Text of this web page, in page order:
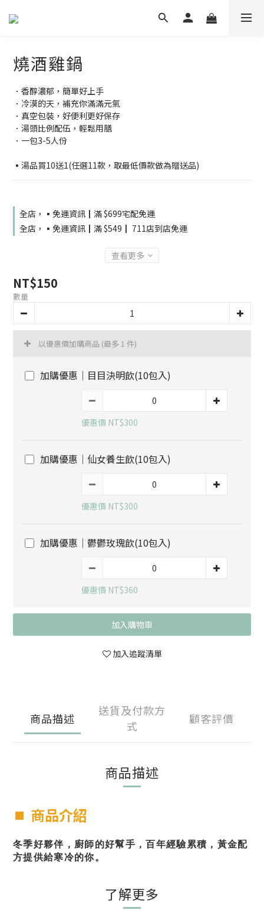
燒酒雞鍋
．香醇濃郁，簡單好上手
．冷漠的天，補充你滿滿元氣
．真空包裝，好便利更好保存
．湯頭比例配伍，輕鬆用膳
．一包3-5人份
▪️湯品買10送1(任選11款，取最低價款做為贈送品)
全店，▪️免運資訊┃滿 $699宅配免運
全店，▪️免運資訊┃滿 $549┃ 711店到店免運
查看更多
NT$150
數量
以優惠價加購商品 (最多 1 件)
加購優惠｜目目決明飲(10包入)
優惠價 NT$300
加購優惠｜仙女養生飲(10包入)
優惠價 NT$300
加購優惠｜鬱鬱玫瑰飲(10包入)
優惠價 NT$360
加入購物車
加入追蹤清單
商品描述
送貨及付款方
式
顧客評價
商品描述
⏹︎ 商品介紹
冬季好夥伴，廚師的好幫手，百年經驗累積，黃金配
方提供給寒冷的你。
了解更多